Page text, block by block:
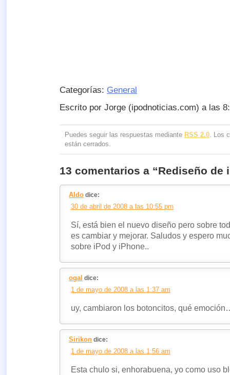
Categorías: General
Escrito por Jorge (ipodnoticias.com) a las
Puedes seguir las respuestas mediante RSS 2.0. Los
están cerrados.
13 comentarios a “Rediseño de
Aldo dice:
30 de abril de 2008 a las 10:55 pm
Sí, está bien el nuevo diseño pero sobre
es cambiar y mejorar. Saludos y espero
sobre iPod y iPhone..
ogal dice:
1 de mayo de 2008 a las 1:37 am
uy, cambiaron los botoncitos, qué
Sirikon dice:
1 de mayo de 2008 a las 1:56 am
Esta chulo si, enhorabuena, yo como uso